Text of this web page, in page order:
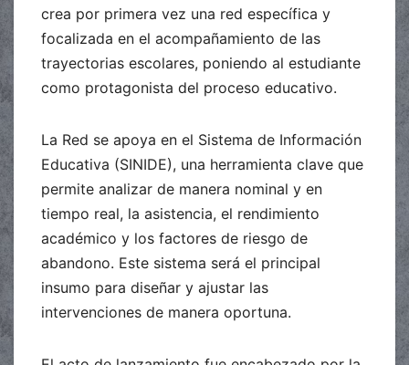
crea por primera vez una red específica y
focalizada en el acompañamiento de las
trayectorias escolares, poniendo al estudiante
como protagonista del proceso educativo.
La Red se apoya en el Sistema de Información
Educativa (SINIDE), una herramienta clave que
permite analizar de manera nominal y en
tiempo real, la asistencia, el rendimiento
académico y los factores de riesgo de
abandono. Este sistema será el principal
insumo para diseñar y ajustar las
intervenciones de manera oportuna.